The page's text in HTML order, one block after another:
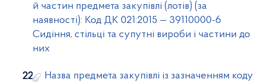
й частин предмета закупівлі (лотів) (за
наявності): Код ДК 021:2015 — 39110000-6
Сидіння, стільці та супутні вироби і частини до
них
Назва предмета закупівлі із зазначенням коду